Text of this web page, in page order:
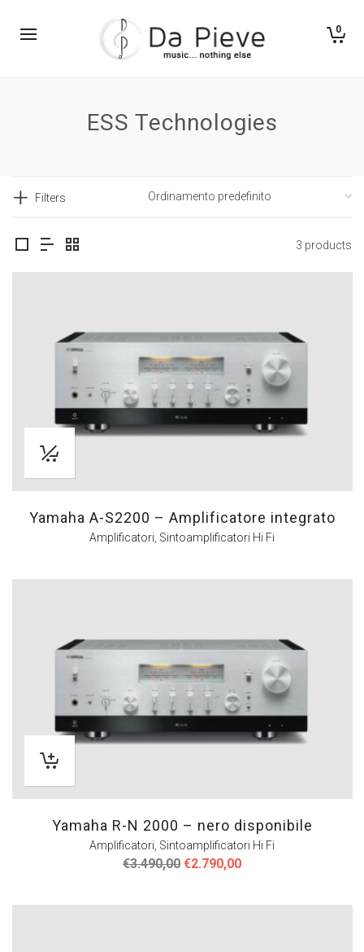
0
ESS Technologies
Filters
3 products
Yamaha A-S2200 – Amplificatore integrato
Amplificatori, Sintoamplificatori Hi Fi
Yamaha R-N 2000 – nero disponibile
Amplificatori Sintoamplificatori Hi Fi
€3.490,00 Il
€2.790,00Il